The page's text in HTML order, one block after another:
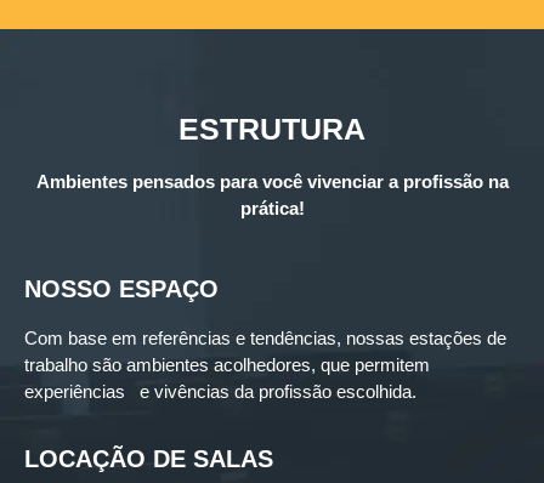
ESTRUTURA
Ambientes pensados para você vivenciar a profissão na
prática!
NOSSO ESPAÇO
Com base em referências e tendências, nossas estações de
trabalho são ambientes acolhedores, que permitem
experiências e vivências da profissão escolhida.
LOCAÇÃO DE SALAS